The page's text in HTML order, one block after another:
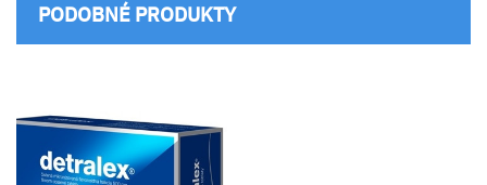
PODOBNÉ PRODUKTY